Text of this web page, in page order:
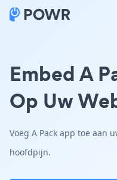
Embed A
Op Uw
Voeg A Pack app toe aan
hoofdpijn.